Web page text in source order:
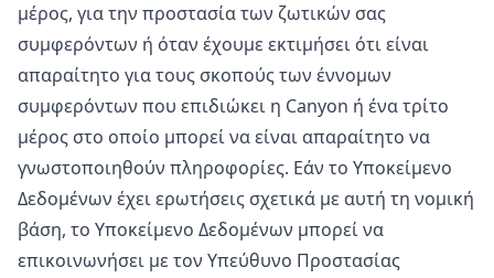
μέρος, για την προστασία των ζωτικών σας
συμφερόντων ή όταν έχουμε εκτιμήσει ότι είναι
απαραίτητο για τους σκοπούς των έννομων
συμφερόντων που επιδιώκει η Canyon ή ένα τρίτο
μέρος στο οποίο μπορεί να είναι απαραίτητο να
γνωστοποιηθούν πληροφορίες. Εάν το Υποκείμενο
Δεδομένων έχει ερωτήσεις σχετικά με αυτή τη νομική
βάση, το Υποκείμενο Δεδομένων μπορεί να
επικοινωνήσει με τον Υπεύθυνο Προστασίας